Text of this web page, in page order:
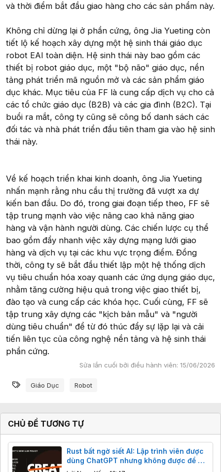
và thời điểm bắt đầu giao hàng cho các sản phẩm này.
Không chỉ dừng lại ở phần cứng, ông Jia Yueting còn
tiết lộ kế hoạch xây dựng một hệ sinh thái giáo dục
robot EAI toàn diện. Hệ sinh thái này bao gồm các
thiết bị robot giáo dục, một "bộ não" giáo dục, nền
tảng phát triển mã nguồn mở và các sản phẩm giáo
dục khác. Mục tiêu của FF là cung cấp dịch vụ cho cả
các tổ chức giáo dục (B2B) và các gia đình (B2C). Tại
buổi ra mắt, công ty cũng sẽ công bố danh sách các
đối tác và nhà phát triển đầu tiên tham gia vào hệ sinh
thái này.
Về kế hoạch triển khai kinh doanh, ông Jia Yueting
nhấn mạnh rằng nhu cầu thị trường đã vượt xa dự
kiến ban đầu. Do đó, trong giai đoạn tiếp theo, FF sẽ
tập trung mạnh vào việc nâng cao khả năng giao
hàng và vận hành người dùng. Các chiến lược cụ thể
bao gồm đẩy nhanh việc xây dựng mạng lưới giao
hàng và dịch vụ tại các khu vực trọng điểm. Đồng
thời, công ty sẽ bắt đầu thiết lập một hệ thống dịch
vụ tiêu chuẩn hóa xoay quanh các ứng dụng giáo dục,
nhằm tăng cường hiệu quả trong việc giao thiết bị,
đào tạo và cung cấp các khóa học. Cuối cùng, FF sẽ
tập trung xây dựng các "kịch bản mẫu" và "người
dùng tiêu chuẩn" để từ đó thúc đẩy sự lặp lại và cải
tiến liên tục của công nghệ nền tảng và hệ sinh thái
phần cứng.
Sửa lần cuối bởi điều hành viên: 15/06/2026
Từ khóa
Giáo Dục Robot
CHỦ ĐỀ TƯƠNG TỰ
Rust bất ngờ siết AI: Lập trình viên được
dùng ChatGPT nhưng không được để AI
viết code